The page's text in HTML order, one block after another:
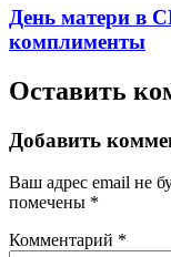
День матери в
комплименты
Оставить
Добавить
Ваш адрес email не
помечены *
Комментарий *